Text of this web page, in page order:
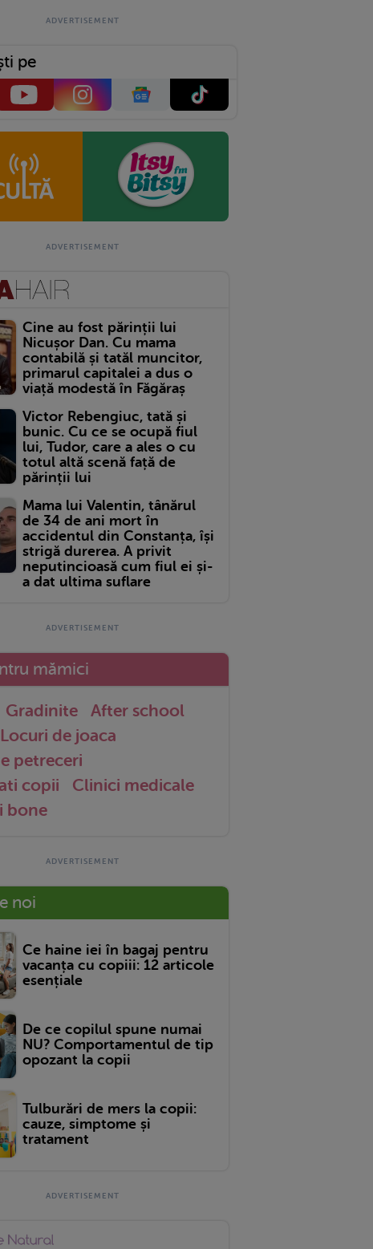
pe
Cine au fost părinții lui
Nicușor Dan. Cu mama
contabilă și tatăl muncitor,
primarul capitalei a dus o
viață modestă în Făgăraș
Victor Rebengiuc, tată și
bunic. Cu ce se ocupă fiul
lui, Tudor, care a ales o cu
totul altă scenă față de
părinții lui
Mama lui Valentin, tânărul
de 34 de ani mort în
accidentul din Constanța, își
strigă durerea. A privit
neputincioasă cum fiul ei și-
a dat ultima suflare
mămici
Gradinite
After school
Locuri de joaca
petreceri
copii
Clinici medicale
bone
noi
Ce haine iei în bagaj pentru
vacanța cu copiii: 12 articole
esențiale
De ce copilul spune numai
NU? Comportamentul de tip
opozant la copii
Tulburări de mers la copii:
cauze, simptome și
tratament